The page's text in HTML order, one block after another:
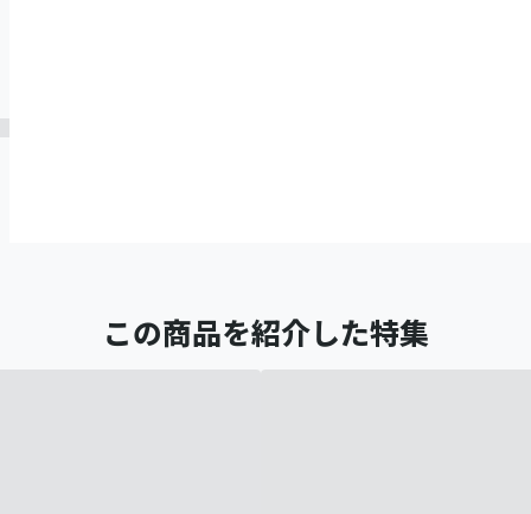
この商品を紹介した特集